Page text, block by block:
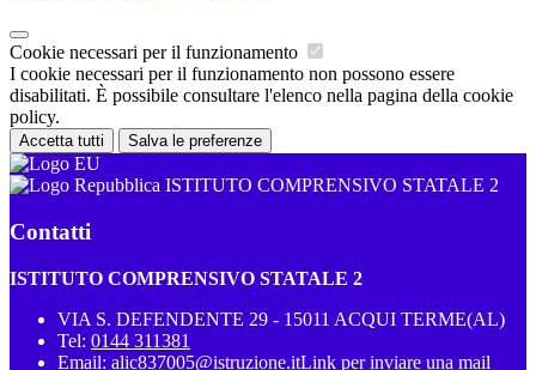
Cookie necessari per il funzionamento
I cookie necessari per il funzionamento non possono essere
disabilitati. È possibile consultare l'elenco nella pagina della cookie
policy.
Accetta tutti Salva le preferenze
ISTITUTO COMPRENSIVO STATALE 2
Contatti
ISTITUTO COMPRENSIVO STATALE 2
VIA S. DEFENDENTE 29 - 15011 ACQUI TERME(AL)
Tel: 0144 311381
Email: alic837005@istruzione.itLink per inviare una mail